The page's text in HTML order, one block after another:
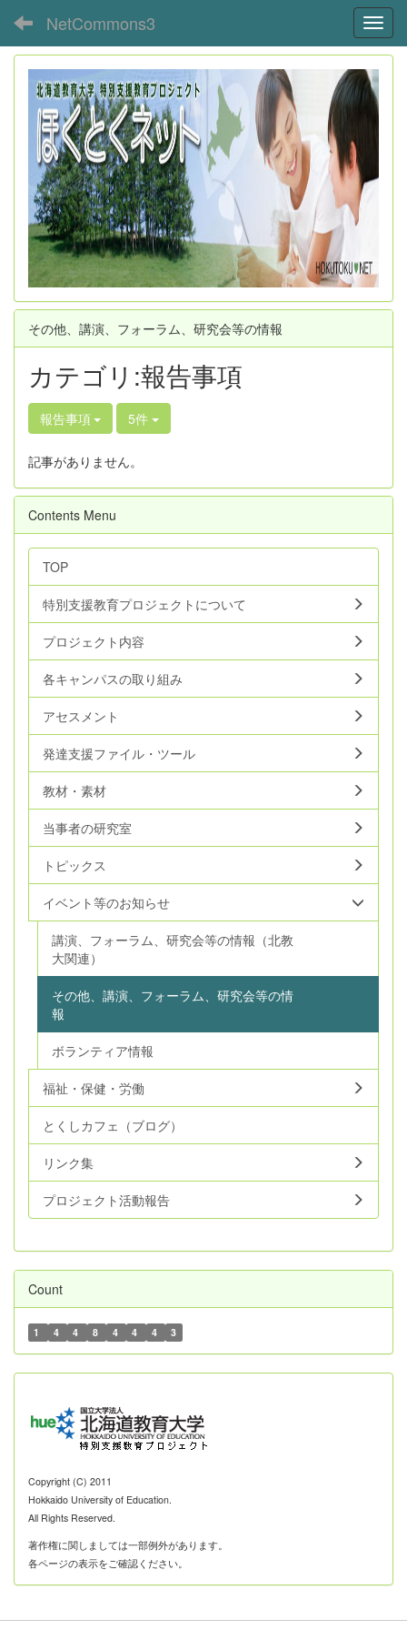
NetCommons3
その他、講演、フォーラム、研究会等の情報
カテゴリ:報告事項
報告事項 5件
記事がありません。
Contents Menu
TOP
特別支援教育プロジェクトについて
プロジェクト内容
各キャンパスの取り組み
アセスメント
発達支援ファイル・ツール
教材・素材
当事者の研究室
トピックス
イベント等のお知らせ
講演、フォーラム、研究会等の情報（北教
大関連）
その他、講演、フォーラム、研究会等の情
報
ボランティア情報
福祉・保健・労働
とくしカフェ（ブログ）
リンク集
プロジェクト活動報告
Count
1 4 4 8 4 4 4 3
Copyright (C) 2011
Hokkaido University of Education.
All Rights Reserved.
著作権に関しましては一部例外があります。
各ページの表示をご確認ください。